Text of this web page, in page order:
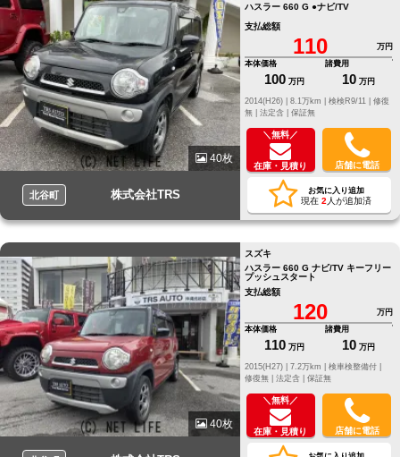
40枚
北谷町 株式会社TRS
ハスラー 660 G ●ナビ/TV
支払総額
110
万円
本体価格
100 万円
諸費用
10 万円
修復
無 | 法定含 | 保証無
＼無料／
在庫・見積り 店舗に電話
お気に入り追加
現在 2 人が追加済
40枚
スズキ
ハスラー 660 G ナビ/TV キーフリー
プッシュスタート
支払総額
120
万円
本体価格
110 万円
諸費用
10 万円
修復無 | 法定含 | 保証無
＼無料／
在庫・見積り 店舗に電話